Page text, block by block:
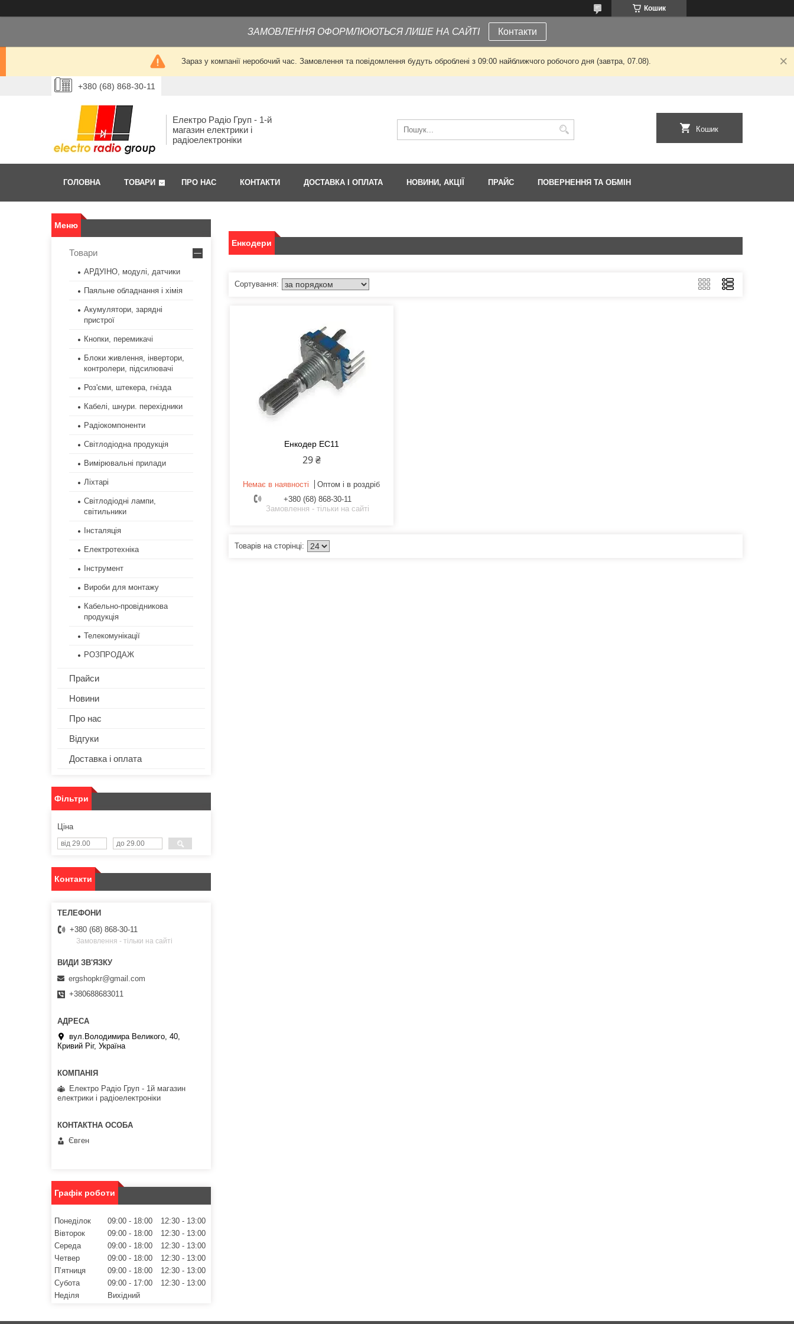
Кошик
ЗАМОВЛЕННЯ ОФОРМЛЮЮТЬСЯ ЛИШЕ НА САЙТІ Контакти
Зараз у компанії неробочий час. Замовлення та повідомлення будуть оброблені з 09:00 найближчого робочого дня (завтра, 07.08).
+380 (68) 868-30-11
Електро Радіо Груп - 1-й
магазин електрики і
радіоелектроніки
Кошик
ГОЛОВНА ТОВАРИ ПРО НАС КОНТАКТИ ДОСТАВКА І ОПЛАТА НОВИНИ, АКЦІЇ ПРАЙС ПОВЕРНЕННЯ ТА ОБМІН
Енкодери
Енкодер EC11
29 ₴
Немає в наявності
Оптом і в роздріб
+380 (68) 868-30-11
Замовлення - тільки на сайті
Товари
АРДУІНО, модулі, датчики
Паяльне обладнання і хімія
Акумулятори, зарядні
пристрої
Кнопки, перемикачі
Блоки живлення, інвертори,
контролери, підсилювачі
Роз'єми, штекера, гнізда
Кабелі, шнури. перехідники
Радіокомпоненти
Світлодіодна продукція
Вимірювальні прилади
Ліхтарі
Світлодіодні лампи,
світильники
Інсталяція
Електротехніка
Інструмент
Вироби для монтажу
Кабельно-провідникова
продукція
Телекомунікації
РОЗПРОДАЖ
Прайси
Новини
Про нас
Відгуки
Доставка і оплата
Фільтри
Ціна
Контакти
+380 (68) 868-30-11
Замовлення - тільки на сайті
ergshopkr@gmail.com
+380688683011
вул.Володимира Великого, 40,
Кривий Ріг, Україна
Електро Радіо Груп - 1й магазин
електрики і радіоелектроніки
Євген
Графік роботи
Понеділок 09:00 18:00 12:30
13:00
Вівторок
09:00 18:00 12:30
13:00
Середа
09:00 18:00 12:30
13:00
Четвер
09:00 18:00 12:30
13:00
Пʼятниця
09:00 18:00 12:30
13:00
Субота
09:00 17:00 12:30
13:00
Неділя
Вихідний